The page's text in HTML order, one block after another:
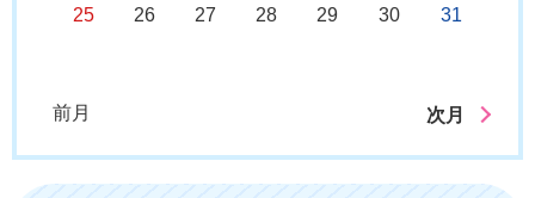
25 26 27 28 29 30 31
前月 次月